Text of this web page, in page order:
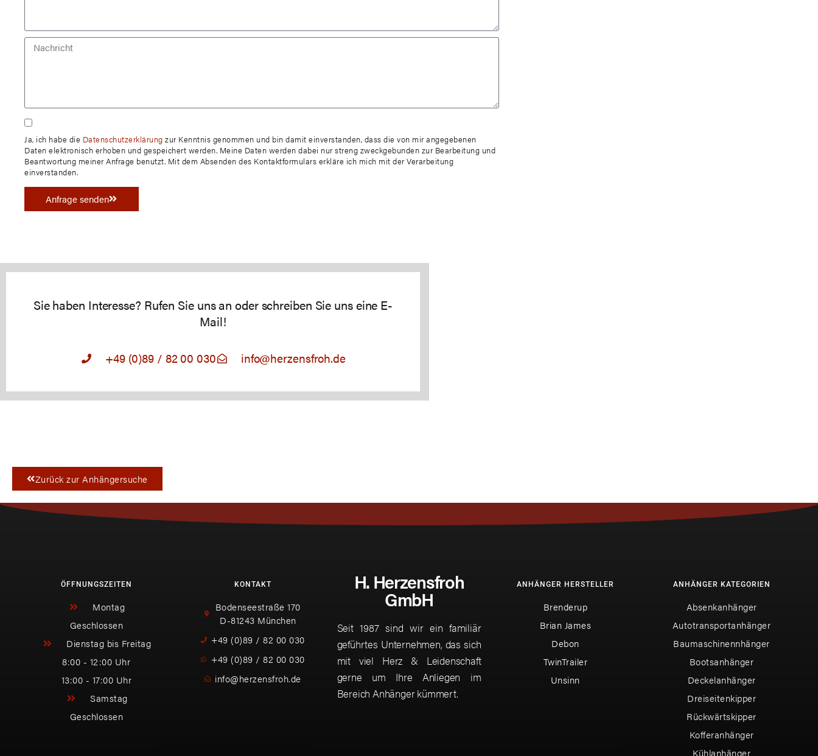
Ja, ich habe die Datenschutzerklärung zur Kenntnis genommen und bin damit einverstanden, dass die von mir angegebenen
Daten elektronisch erhoben und gespeichert werden. Meine Daten werden dabei nur streng zweckgebunden zur Bearbeitung und
Beantwortung meiner Anfrage benutzt. Mit dem Absenden des Kontaktformulars erkläre ich mich mit der Verarbeitung
einverstanden.
Anfrage senden
Sie haben Interesse? Rufen Sie uns an oder schreiben Sie uns eine E-
Mail!
+49 (0)89 / 82 00 030 info@herzensfroh.de
Zurück zur Anhängersuche
ÖFFNUNGSZEITEN
Montag
Geschlossen
Dienstag bis Freitag
8:00 - 12:00 Uhr
13:00 - 17:00 Uhr
Samstag
Geschlossen
KONTAKT
Bodenseestraße 170
D-81243 München
+49 (0)89 / 82 00 030
+49 (0)89 / 82 00 030
info@herzensfroh.de
H. Herzensfroh
GmbH
Seit 1987 sind wir ein familiär
geführtes Unternehmen, das sich
mit viel Herz & Leidenschaft
gerne um Ihre Anliegen im
Bereich Anhänger kümmert.
ANHÄNGER HERSTELLER
Brenderup
Brian James
Debon
TwinTrailer
Unsinn
ANHÄNGER KATEGORIEN
Absenkanhänger
Autotransportanhänger
Baumaschinennhänger
Bootsanhänger
Deckelanhänger
Dreiseitenkipper
Rückwärtskipper
Kofferanhänger
Kühlanhänger